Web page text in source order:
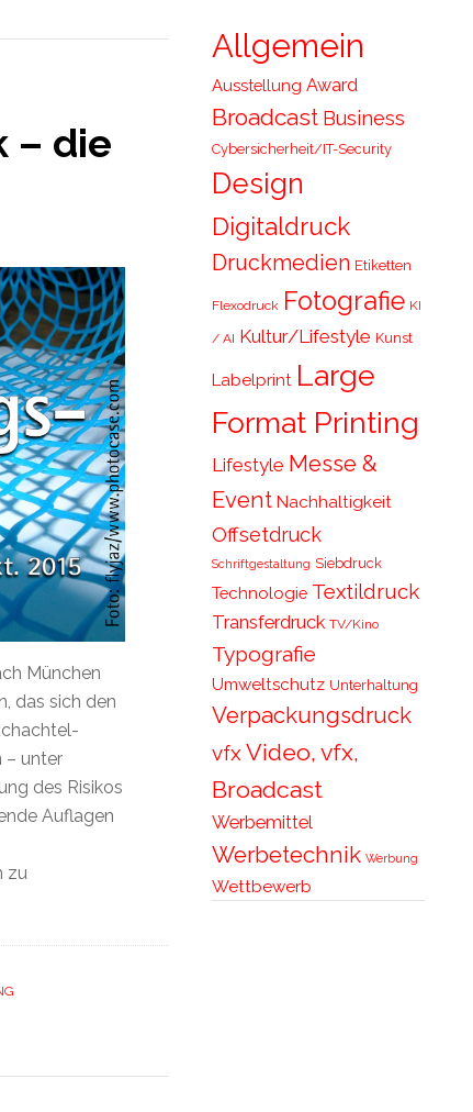
– die
München
das sich den
– unter
des Risikos
Auflagen
zu
Allgemein
Ausstellung Award
Broadcast Business
Cybersicherheit/IT-Security
Design
Digitaldruck
Druckmedien Etiketten
Flexodruck Fotografie KI
/ AI Kultur/Lifestyle Kunst
Labelprint Large
Format Printing
Lifestyle Messe &
Event Nachhaltigkeit
Offsetdruck
Schriftgestaltung Siebdruck
Technologie Textildruck
Transferdruck TV/Kino
Typografie
Umweltschutz Unterhaltung
Verpackungsdruck
vfxVideo, vfx,
Broadcast
Werbemittel
Werbetechnik Werbung
Wettbewerb